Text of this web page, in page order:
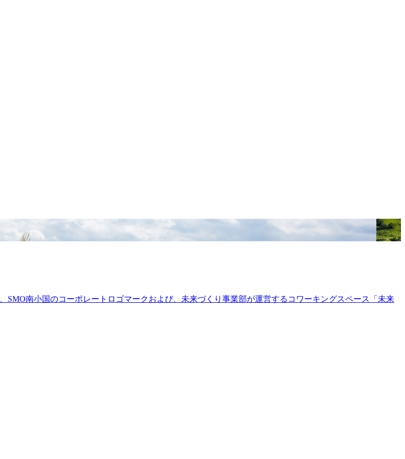
SMO南小国のコーポレートロゴマークおよび、未来づくり事業部が運営するコワーキングスペース「未来